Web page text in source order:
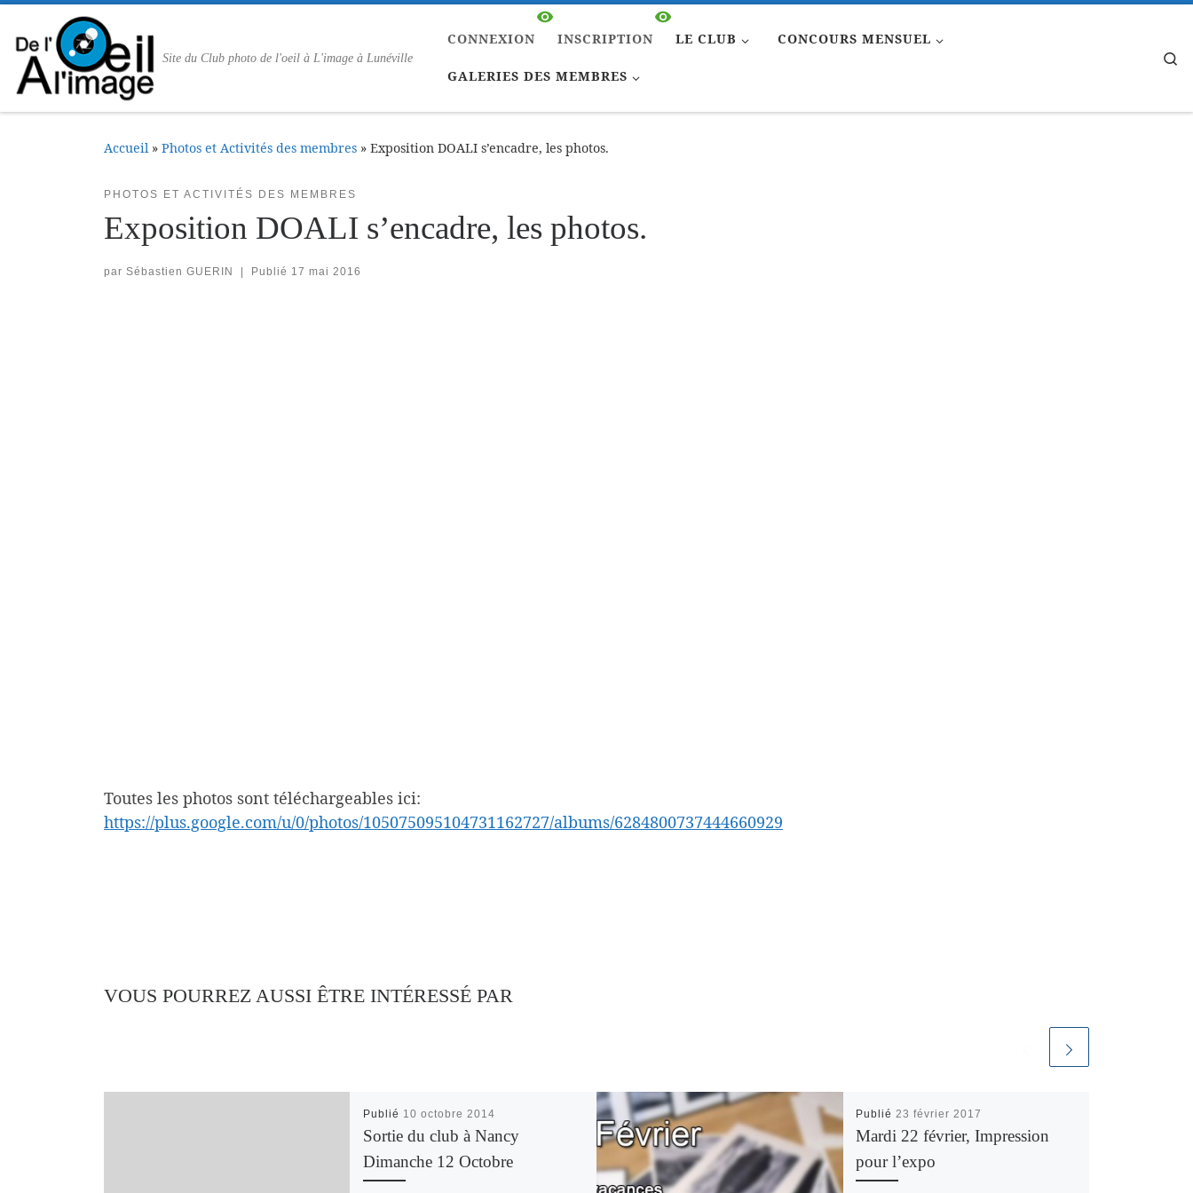
Passer au contenu
Site du Club photo de l'oeil à L'image à Lunéville
CONNEXION INSCRIPTION LE CLUB CONCOURS MENSUEL
GALERIES DES MEMBRES
Accueil » Photos et Activités des membres » Exposition DOALI s’encadre, les photos.
PHOTOS ET ACTIVITÉS DES MEMBRES
Exposition DOALI s’encadre, les photos.
par Sébastien GUERIN | Publié 17 mai 2016
Toutes les photos sont téléchargeables ici:
https://plus.google.com/u/0/photos/105075095104731162727/albums/6284800737444660929
VOUS POURREZ AUSSI ÊTRE INTÉRESSÉ PAR
Publié 10 octobre 2014
Sortie du club à Nancy
Dimanche 12 Octobre
Publié 23 février 2017
Mardi 22 février, Impression
pour l’expo